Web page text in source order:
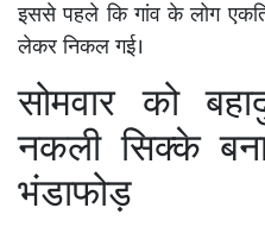
इससे पहले कि गांव के लोग
लेकर निकल गई।
सोमवार को
नकली सिक्के
भंडाफोड़